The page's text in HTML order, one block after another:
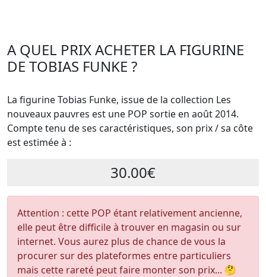
A QUEL PRIX ACHETER LA FIGURINE
DE TOBIAS FUNKE ?
La figurine Tobias Funke, issue de la collection Les
nouveaux pauvres est une POP sortie en août 2014.
Compte tenu de ses caractéristiques, son prix / sa côte
est estimée à :
30.00€
Attention : cette POP étant relativement ancienne,
elle peut être difficile à trouver en magasin ou sur
internet. Vous aurez plus de chance de vous la
procurer sur des plateformes entre particuliers
mais cette rareté peut faire monter son prix... 🤔